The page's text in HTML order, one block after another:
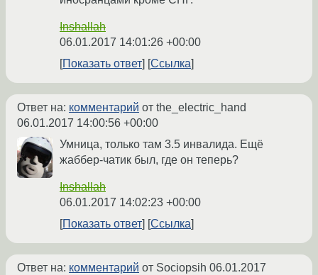
Inshallah
06.01.2017 14:01:26 +00:00
Показать ответ
Ссылка
Ответ на: комментарий от the_electric_hand
06.01.2017 14:00:56 +00:00
Умница, только там 3.5 инвалида. Ещё
жаббер-чатик был, где он теперь?
Inshallah
06.01.2017 14:02:23 +00:00
Показать ответ
Ссылка
Ответ на: комментарий от Sociopsih 06.01.2017